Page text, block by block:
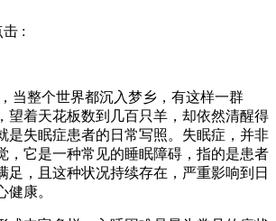
击 :
整个世界都沉入梦乡，有这样一群
望着天花板数到几百只羊，却依然清醒得
是失眠症患者的日常写照。失眠症，并非
，它是一种常见的睡眠障碍，指的是患者
足，且这种状况持续存在，严重影响到日
健康。​